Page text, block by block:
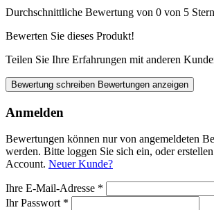
Durchschnittliche Bewertung von 0 von 5
Bewerten Sie dieses Produkt!
Teilen Sie Ihre Erfahrungen mit anderen
Bewertung schreiben Bewertungen anzeigen
Anmelden
Bewertungen können nur von angemeldeten
werden. Bitte loggen Sie sich ein, oder
Account. Neuer Kunde?
Ihre E-Mail-Adresse *
Ihr Passwort *